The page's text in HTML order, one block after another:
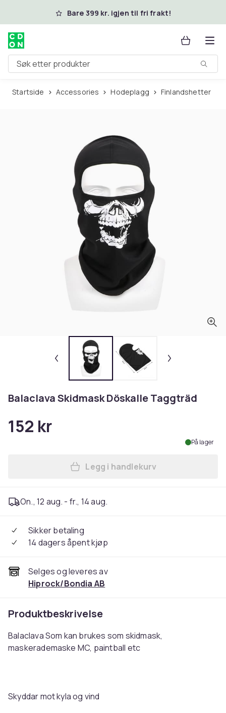
Hopp til hovedinnholdBare 399 kr. igjen til fri frakt!
Søk etter produkter
Startside Accessories Hodeplagg Finlandshetter
Balaclava Skidmask Döskalle Taggträd
152 kr
På lager
Legg Balaclava Skidmask
Legg i handlekurv
On., 12 aug. - fr., 14 aug.
Sikker betaling
14 dagers åpent kjøp
Selges og leveres av
Hiprock/Bondia AB
Produktbeskrivelse
Balaclava Som kan brukes som skidmask,
maskerademaske MC, paintball etc
Skyddar mot kyla og vind